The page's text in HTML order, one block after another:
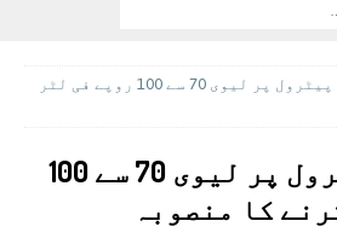
حکومت کا پیٹرول پر لیوی 70 سے 100 روپے فی لٹر
حکومت کا پیٹرول پر لیوی 70 سے 100
کا منصوبہ